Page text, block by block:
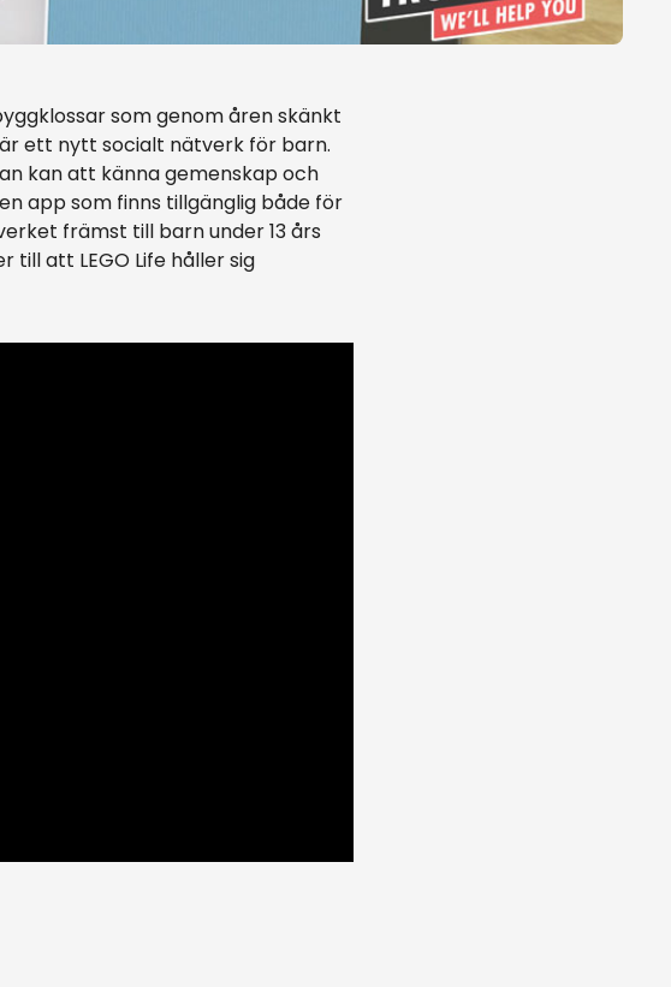
som genom åren skänkt
är ett nytt socialt nätverk för barn.
kan att känna gemenskap och
app som finns tillgänglig både för
främst till barn under 13 års
att LEGO Life håller sig